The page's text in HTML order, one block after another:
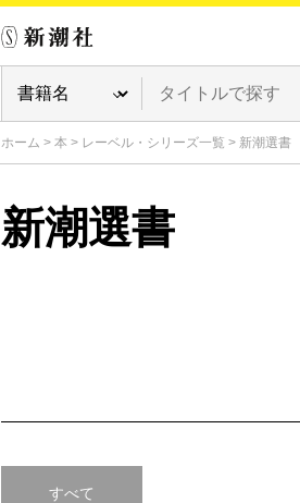
ホーム > 本 > レーベル・シリーズ一覧 > 新潮選書
新潮選書
すべて